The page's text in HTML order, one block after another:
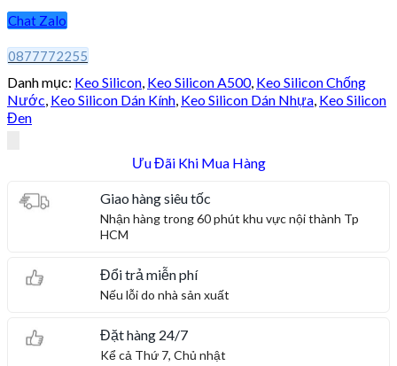
Chat Zalo
0877772255
Danh mục: Keo Silicon, Keo Silicon A500, Keo Silicon Chống
Nước, Keo Silicon Dán Kính, Keo Silicon Dán Nhựa, Keo Silicon
Đen
Ưu Đãi Khi Mua Hàng
Giao hàng siêu tốc
Nhận hàng trong 60 phút khu vực nội thành Tp
HCM
Đổi trả miễn phí
Nếu lỗi do nhà sản xuất
Đặt hàng 24/7
Kể cả Thứ 7, Chủ nhật